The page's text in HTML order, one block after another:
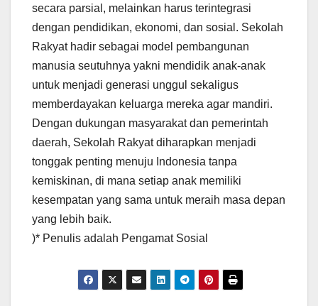
secara parsial, melainkan harus terintegrasi
dengan pendidikan, ekonomi, dan sosial. Sekolah
Rakyat hadir sebagai model pembangunan
manusia seutuhnya yakni mendidik anak-anak
untuk menjadi generasi unggul sekaligus
memberdayakan keluarga mereka agar mandiri.
Dengan dukungan masyarakat dan pemerintah
daerah, Sekolah Rakyat diharapkan menjadi
tonggak penting menuju Indonesia tanpa
kemiskinan, di mana setiap anak memiliki
kesempatan yang sama untuk meraih masa depan
yang lebih baik.
)* Penulis adalah Pengamat Sosial